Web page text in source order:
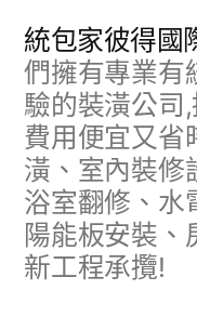
統包家彼得國
們擁有專業有
驗的裝潢公司
費用便宜又省
潢、室內裝修
浴室翻修、水
陽能板安裝、
新工程承攬!